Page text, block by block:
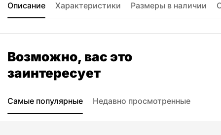
Описание Характеристики Размеры в наличии
Возможно, вас это
заинтересует
Самые популярные Недавно просмотренные